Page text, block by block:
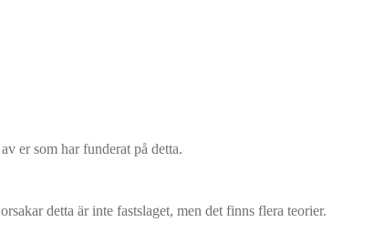
er som har funderat på detta.
detta är inte fastslaget, men det finns flera teorier.